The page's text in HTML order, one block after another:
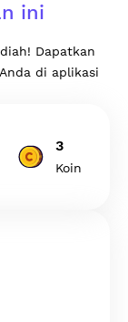
ini
Dapatkan
di aplikasi
3
Koin